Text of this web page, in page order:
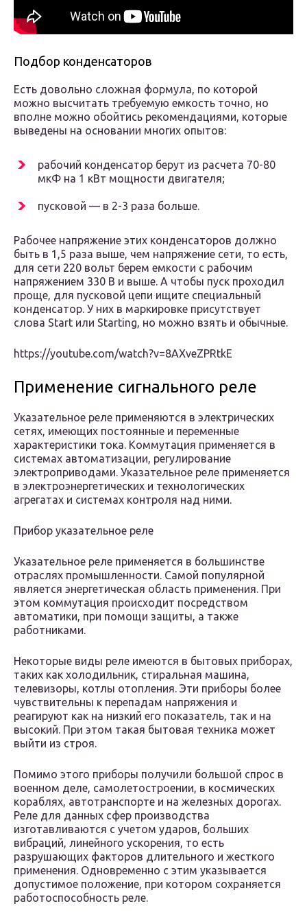
Подбор конденсаторов
Есть довольно сложная формула, по которой
можно высчитать требуемую емкость точно, но
вполне можно обойтись рекомендациями, которые
выведены на основании многих опытов:
рабочий конденсатор берут из расчета 70-80
мкФ на 1 кВт мощности двигателя;
пусковой — в 2-3 раза больше.
Рабочее напряжение этих конденсаторов должно
быть в 1,5 раза выше, чем напряжение сети, то есть,
для сети 220 вольт берем емкости с рабочим
напряжением 330 В и выше. А чтобы пуск проходил
проще, для пусковой цепи ищите специальный
конденсатор. У них в маркировке присутствует
слова Start или Starting, но можно взять и обычные.
https://youtube.com/watch?v=8AXveZPRtkE
Применение сигнального реле
Указательное реле применяются в электрических
сетях, имеющих постоянные и переменные
характеристики тока. Коммутация применяется в
системах автоматизации, регулирование
электроприводами. Указательное реле применяется
в электроэнергетических и технологических
агрегатах и системах контроля над ними.
Прибор указательное реле
Указательное реле применяется в большинстве
отраслях промышленности. Самой популярной
является энергетическая область применения. При
этом коммутация происходит посредством
автоматики, при помощи защиты, а также
работниками.
Некоторые виды реле имеются в бытовых приборах,
таких как холодильник, стиральная машина,
телевизоры, котлы отопления. Эти приборы более
чувствительны к перепадам напряжения и
реагируют как на низкий его показатель, так и на
высокий. При этом такая бытовая техника может
выйти из строя.
Помимо этого приборы получили большой спрос в
военном деле, самолетостроении, в космических
кораблях, автотранспорте и на железных дорогах.
Реле для данных сфер производства
изготавливаются с учетом ударов, больших
вибраций, линейного ускорения, то есть
разрушающих факторов длительного и жесткого
применения. Одновременно с этим указывается
допустимое положение, при котором сохраняется
работоспособность реле.